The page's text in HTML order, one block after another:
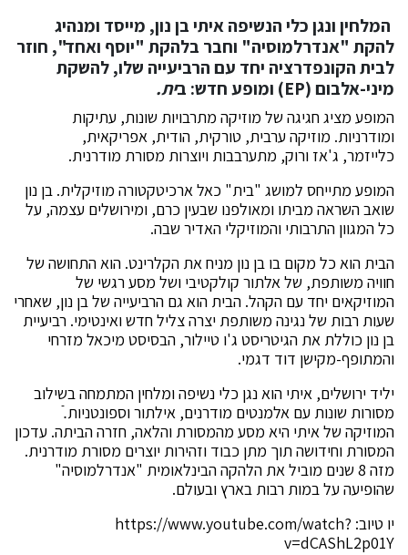
המלחין ונגן כלי הנשיפה איתי בן נון, מייסד ומנהיג
להקת "אנדרלמוסיה" וחבר בלהקת "יוסף ואחד", חוזר
לבית הקונפדרציה יחד עם הרביעייה שלו, להשקת
מיני-אלבום (EP) ומופע חדש:
בית.
המופע מציג חגיגה של מוזיקה מתרבויות שונות, עתיקות
ומודרניות. מוזיקה ערבית, טורקית, הודית, אפריקאית,
כלייזמר, ג'אז ורוק, מתערבבות ויוצרות מסורת מודרנית.
המופע מתייחס למושג "בית" כאל ארכיטקטורה מוזיקלית. בן נון
שואב השראה מביתו ומאולפנו שבעין כרם, ומירושלים עצמה, על
כל המגוון התרבותי והמוזיקלי האדיר שבה.
הבית הוא כל מקום בו בן נון מניח את הקלרינט. הוא התחושה של
חוויה משותפת, של אלתור קולקטיבי ושל מסע רגשי של
המוזיקאים יחד עם הקהל. הבית הוא גם הרביעייה של בן נון, שאחרי
שעות רבות של נגינה משותפת יצרה צליל חדש ואינטימי. רביעיית
בן נון כוללת את הגיטריסט ג'ו טיילור, הבסיסט מיכאל מזרחי
והמתופף-מקישן דוד דגמי.
יליד ירושלים, איתי הוא נגן כלי נשיפה ומלחין המתמחה בשילוב
מסורות שונות עם אלמנטים מודרנים, אילתור וספונטניות.ֿ
המוזיקה של איתי היא מסע מהמסורת והלאה, חזרה הביתה. עדכון
המסורת וחידושה תוך מתן כבוד וזהירות יוצרים מסורת מודרנית.
מזה 8 שנים מוביל את הלהקה הבינלאומית "אנדרלמוסיה"
שהופיעה על במות רבות בארץ ובעולם.
יו טיוב: https://www.youtube.com/watch?
v=dCAShL2p01Y